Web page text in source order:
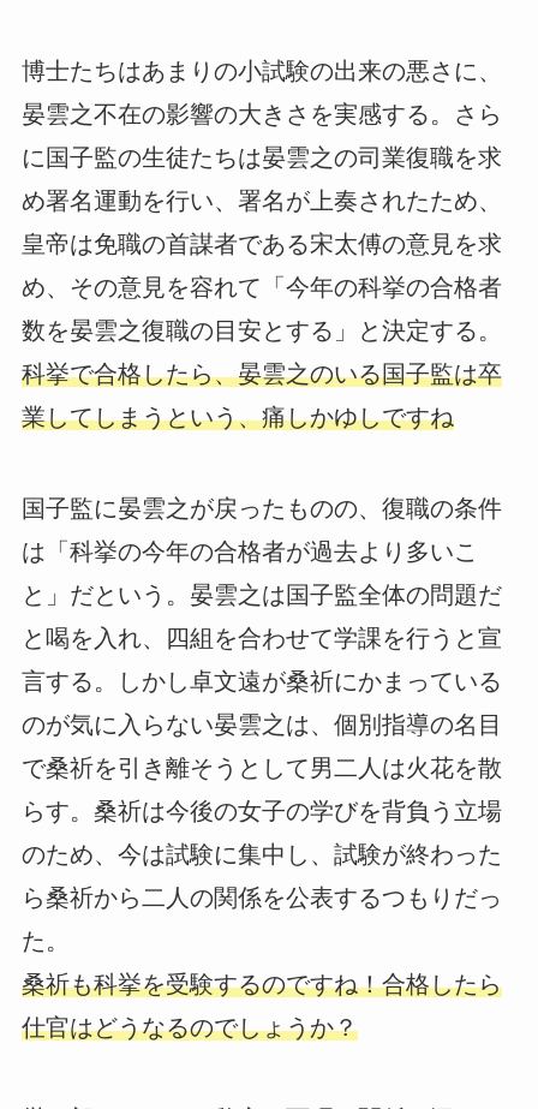
博士たちはあまりの小試験の出来の悪さに、
晏雲之不在の影響の大きさを実感する。さら
に国子監の生徒たちは晏雲之の司業復職を求
め署名運動を行い、署名が上奏されたため、
皇帝は免職の首謀者である宋太傅の意見を求
め、その意見を容れて「今年の科挙の合格者
数を晏雲之復職の目安とする」と決定する。
科挙で合格したら、晏雲之のいる国子監は卒
業してしまうという、痛しかゆしですね
国子監に晏雲之が戻ったものの、復職の条件
は「科挙の今年の合格者が過去より多いこ
と」だという。晏雲之は国子監全体の問題だ
と喝を入れ、四組を合わせて学課を行うと宣
言する。しかし卓文遠が桑祈にかまっている
のが気に入らない晏雲之は、個別指導の名目
で桑祈を引き離そうとして男二人は火花を散
らす。桑祈は今後の女子の学びを背負う立場
のため、今は試験に集中し、試験が終わった
ら桑祈から二人の関係を公表するつもりだっ
た。
桑祈も科挙を受験するのですね！合格したら
仕官はどうなるのでしょうか？